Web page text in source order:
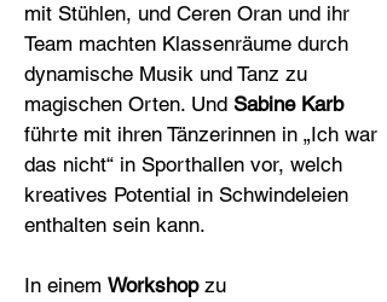
mit Stühlen, und Ceren Oran und ihr
Team machten Klassenräume durch
dynamische Musik und Tanz zu
magischen Orten. Und Sabine Karb
führte mit ihren Tänzerinnen in „Ich war
das nicht“ in Sporthallen vor, welch
kreatives Potential in Schwindeleien
enthalten sein kann.
In einem Workshop zu